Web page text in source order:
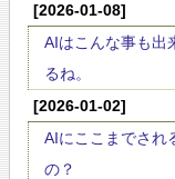
[2026-01-08]
AIはこんな事も
るね。
[2026-01-02]
AIにここまでされ
の？